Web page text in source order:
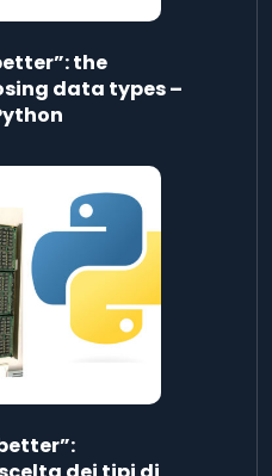
the
data types –